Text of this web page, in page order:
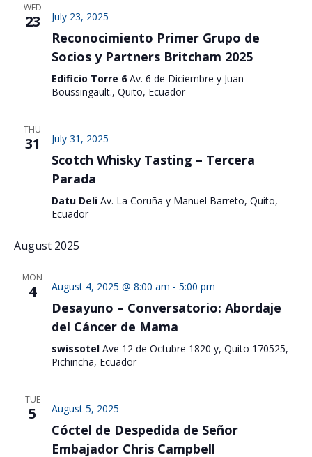
WED
23 July 23, 2025
Reconocimiento Primer Grupo de
Socios y Partners Britcham 2025
Edificio Torre 6 Av. 6 de Diciembre y Juan
Boussingault., Quito, Ecuador
THU
31 July 31, 2025
Scotch Whisky Tasting – Tercera
Parada
Datu Deli Av. La Coruña y Manuel Barreto, Quito,
Ecuador
August 2025
MON
4 August 4, 2025 @ 8:00 am - 5:00 pm
Desayuno – Conversatorio: Abordaje
del Cáncer de Mama
swissotel Ave 12 de Octubre 1820 y, Quito 170525,
Pichincha, Ecuador
TUE
5 August 5, 2025
Cóctel de Despedida de Señor
Embajador Chris Campbell